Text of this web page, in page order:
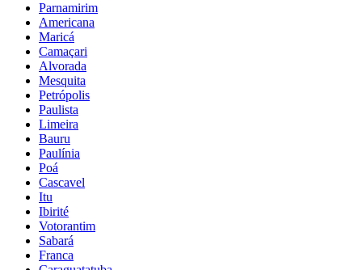
Parnamirim
Americana
Maricá
Camaçari
Alvorada
Mesquita
Petrópolis
Paulista
Limeira
Bauru
Paulínia
Poá
Cascavel
Itu
Ibirité
Votorantim
Sabará
Franca